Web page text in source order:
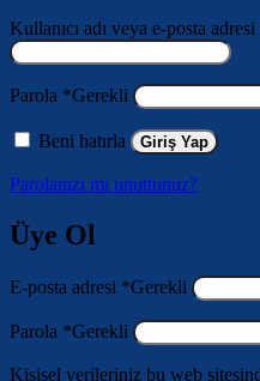
Kullanıcı adı veya e-posta adresi
Parola *Gerekli
Beni hatırla Giriş Yap
Parolanızı mı unuttunuz?
Üye Ol
E-posta adresi *Gerekli
Parola *Gerekli
Kişisel verileriniz bu web